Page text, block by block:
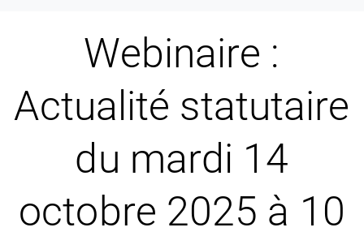
Webinaire :
Actualité statutaire
du mardi 14
octobre 2025 à 10